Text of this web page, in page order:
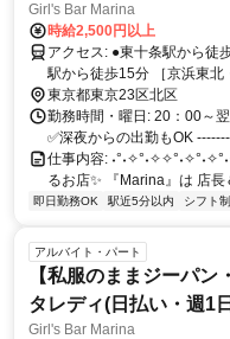
Girl's Bar Marina
時給2,500円以上
アクセス: ●東十条駅から徒歩30秒（出口の目の前） ［京浜東北・根岸線］ ●赤羽
駅から徒歩15分 ［京浜東北・根岸線］ ●王子駅から徒歩
線］
東京都東京23区北区
勤務時間・曜日: 20：00～
✅深夜からの出勤もOK
仕事内容:
るお店✨ 『Marina』は 店
即日勤務OK 駅近5分以内 シフト制
アルバイト・パート
【私服のままジーパ
タレディ(日払い・週1
Girl's Bar Marina